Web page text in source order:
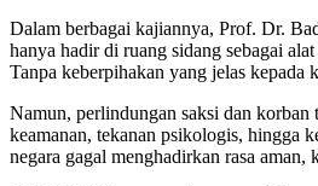
Dalam berbagai kajiannya, Prof. Dr.
hanya hadir di ruang sidang sebagai
Tanpa keberpihakan yang jelas kepada
Namun, perlindungan saksi dan korban
keamanan, tekanan psikologis, hingga
negara gagal menghadirkan rasa